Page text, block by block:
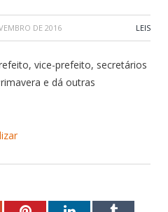
DE 2016 LEIS
vice-prefeito, secretários
e dá outras